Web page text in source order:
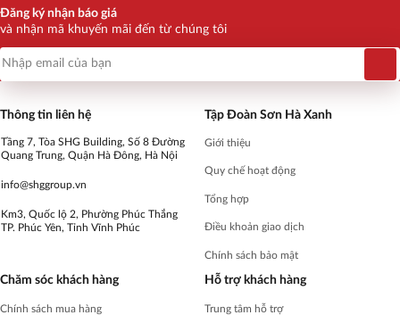
Đăng ký nhận báo giá
và nhận mã khuyến mãi đến từ chúng tôi
Thông tin liên hệ
Tầng 7, Tòa SHG Building, Số 8 Đường
Quang Trung, Quận Hà Đông, Hà Nội
info@shggroup.vn
Km3, Quốc lộ 2, Phường Phúc Thắng
TP. Phúc Yên, Tỉnh Vĩnh Phúc
Tập Đoàn Sơn Hà Xanh
Giới thiệu
Quy chế hoạt động
Tổng hợp
Điều khoản giao dịch
Chính sách bảo mật
Chăm sóc khách hàng
Chính sách mua hàng
Hỗ trợ khách hàng
Trung tâm hỗ trợ